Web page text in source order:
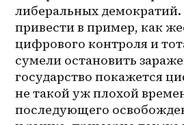
либеральных демократий.
привести в пример, как
цифрового контроля и
сумели остановить
государство покажется
не такой уж плохой
последующего